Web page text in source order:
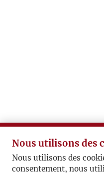
Nous utilisons des
Nous utilisons des
consentement, nous